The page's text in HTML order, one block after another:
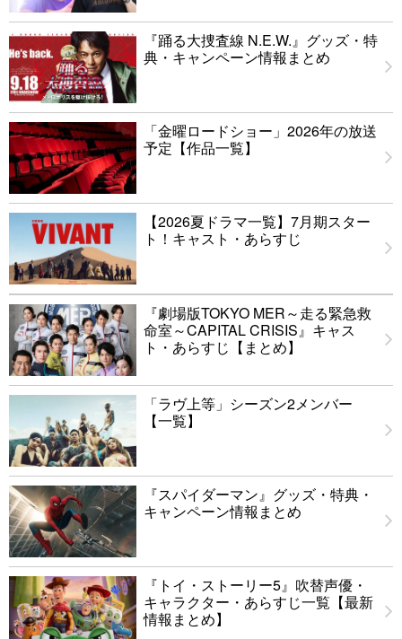
『踊る大捜査線 N.E.W.』グッズ・特
典・キャンペーン情報まとめ
「金曜ロードショー」2026年の放送
予定【作品一覧】
【2026夏ドラマ一覧】7月期スター
ト！キャスト・あらすじ
『劇場版TOKYO MER～走る緊急救
命室～CAPITAL CRISIS』キャス
ト・あらすじ【まとめ】
「ラヴ上等」シーズン2メンバー
【一覧】
『スパイダーマン』グッズ・特典・
キャンペーン情報まとめ
『トイ・ストーリー5』吹替声優・
キャラクター・あらすじ一覧【最新
情報まとめ】